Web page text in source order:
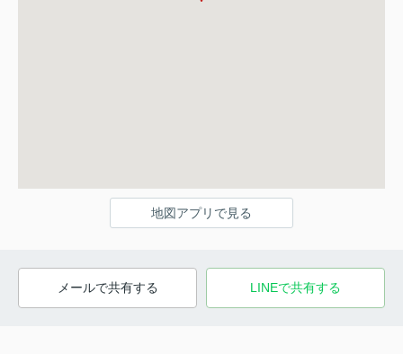
地図アプリで見る
メールで共有する LINEで共有する